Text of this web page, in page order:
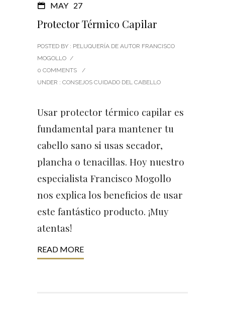
MAY 27
Protector Térmico Capilar
POSTED BY : PELUQUERÍA DE AUTOR FRANCISCO
MOGOLLO /
0 COMMENTS
/
UNDER : CONSEJOS CUIDADO DEL CABELLO
Usar protector térmico capilar es
fundamental para mantener tu
cabello sano si usas secador,
plancha o tenacillas. Hoy nuestro
especialista Francisco Mogollo
nos explica los beneficios de usar
este fantástico producto. ¡Muy
atentas!
READ MORE